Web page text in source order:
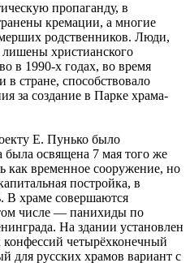
пропаганду, в
кремации, а многие
родственников. Люди,
лишены христианского
в 1990-х годах, во время
стране, способствовало
за создание в Парке храма-
Е. Пунько было
была освящена 7 мая того же
как временное сооружение, но
постройка, в
В храме совершаются
числе — панихиды по
На здании установлен
четырёхконечный
для русских храмов вариант с